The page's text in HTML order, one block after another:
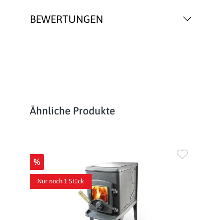
BEWERTUNGEN
Produktgalerie überspringen
Ähnliche Produkte
%
Nur noch 1 Stück